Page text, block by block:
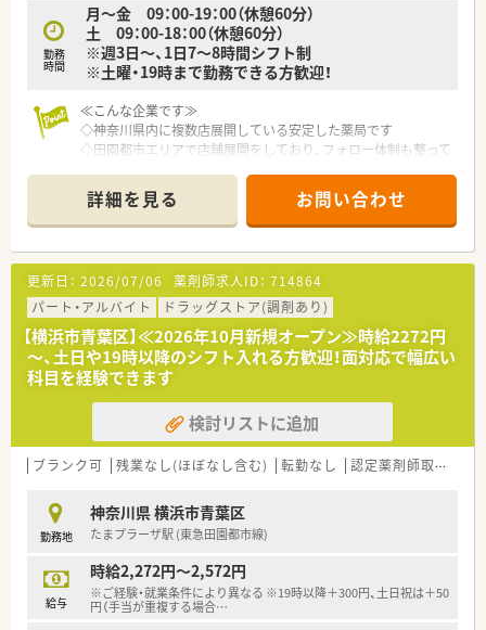
≪風通しが良く働きやすい職場環境≫
■社員間は「さん」付けで呼び合えるほどフラットな関係性で、
役職や立場は関係ありません。
■風通しの良い環境はアイデアを出しやすく、大きく成長できる
■風通しの良い社風を実現するために、様々なサークル活動制度
も用意しています。
■首都圏にこだわった店舗展開のため、多くの仲間と交流ができ
店舗間の連携も良好です。
■残業時間の削減や年2回の連続休暇取得など、ライフワークバ
ランスも推進しています。
■安心して健康的に働けるからこそ、充分に力を発揮でき、心か
らやりがいを感じ成長できます。
≪スキル、知識を幅広く身に着けキャリアアップが可能≫
■日進月歩の医療業界で、薬剤師は日常業務を行いながらも日々
学び続けることが重要です。
■年次研修だけでなく、調剤技術研修によって継続的に学び続け
ることができます。
■研修は業務時間内で実施し、オンとオフをしっかり切り替えて
プライベートも充実できます。
■本部社員の35％が薬剤師！教育研修担当・開発担当・IT担当など
幅広いキャリアがあります。
勤務
時間
月～金 09：00-19：00（休憩60分）
土 09：00-18：00（休憩60分）
※週3日～、1日7～8時間シフト制
※土曜・19時まで勤務できる方歓迎！
≪こんな企業です≫
◇神奈川県内に複数店展開している安定した薬局です
◇田園都市エリアで店舗展開をしており、フォロー体制も整って
◇店舗は年中無休ですが、調剤部門は日祝休みですので、しっか
りとお休みも確保いただけます。
◇穏やかな男性管理薬剤師のもと、チームワークを大切にして皆
さまご勤務されています。
≪業務について≫
◇近隣の内科・小児科・整形外科といったクリニックからの処方
箋を応需しています。内科クリニックは総合内科ですが、中でも
消化器科が有名です。
◇外来対応だけでなく、OTCにも携われます。
詳細を見る お問い合わせ
更新日： 2026/07/06 薬剤師求人ID： 714864
パート・アルバイト
ドラッグストア(調剤あり)
【横浜市青葉区】≪2026年10月新規オープン≫時給2272円
～、土日や19時以降のシフト入れる方歓迎！面対応で幅広い
科目を経験できます
検討リストに追加
ブランク可 残業なし(ほぼなし含む) 転勤なし 認定薬剤師取得支援あり
勤務地
神奈川県 横浜市青葉区
たまプラーザ駅 (東急田園都市線)
給与
時給2,272円～2,572円
※ご経験・就業条件により異なる ※19時以降＋300円、土日祝は＋50
円（手当が重複する場合…